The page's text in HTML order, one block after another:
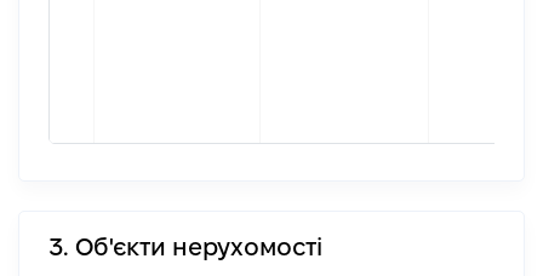
3. Об'єкти нерухомості